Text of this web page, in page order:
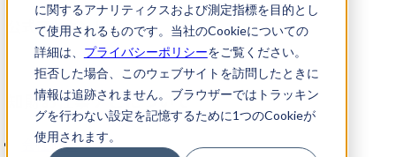
に関するアナリティクスおよび測定指標を目的とし
て使用されるものです。当社のCookieについての
詳細は、 プライバシーポリシーをご覧ください。
拒否した場合、このウェブサイトを訪問したときに
情報は追跡されません。ブラウザーではトラッキン
グを行わない設定を記憶するために1つのCookieが
使用されます。
公式アカウント
知財お仕事ナビについて
会社概要